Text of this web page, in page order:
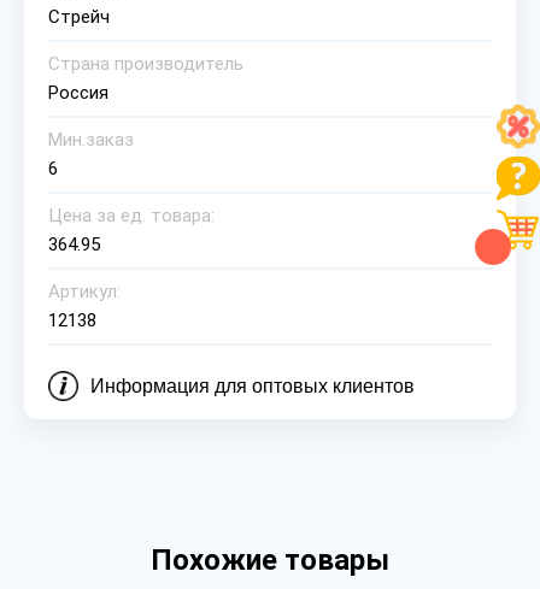
Стрейч
Страна производитель
Россия
Мин.заказ
6
Цена за ед. товара:
364.95
Артикул:
12138
Информация для оптовых клиентов
Похожие товары